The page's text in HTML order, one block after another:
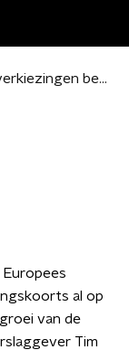
Campagnes Europese verkiezingen begonnen
al op
van de
Tim